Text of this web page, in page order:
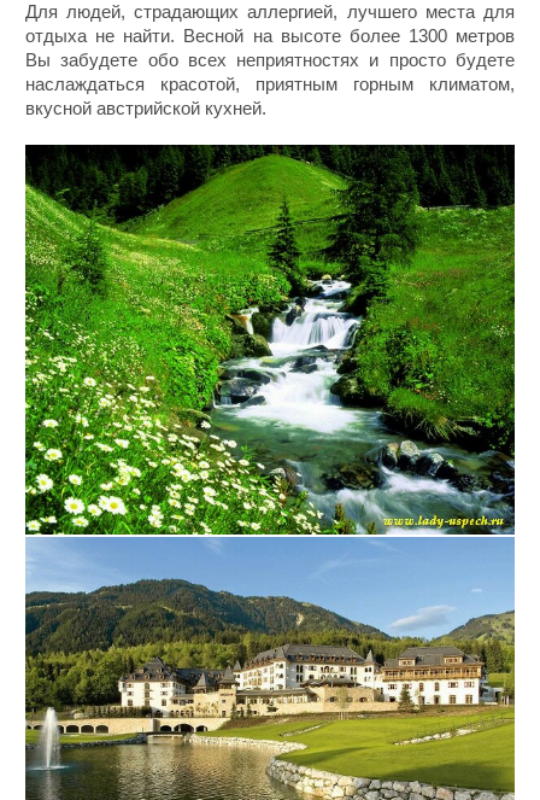
Для людей, страдающих аллергией, лучшего места для
отдыха не найти. Весной на высоте более 1300 метров
Вы забудете обо всех неприятностях и просто будете
наслаждаться красотой, приятным горным климатом,
вкусной австрийской кухней.